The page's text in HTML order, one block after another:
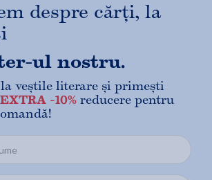
despre cărți, la
ul nostru.
veștile literare și primești
EXTRA -10% reducere pentru